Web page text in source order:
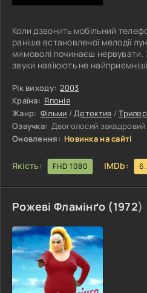
Коли дзвонить мобільний
раніше встановленої мелодії
мимоволі починаєш нервувати.
звуки навіюють не
повідомлення про пропущений
що дзвінок надійшов з вашого
взагалі можливо?! Щоправда, у
найдивнішим є інший факт.
вас із майбутнього, оскільки
Рік виходу: 2003
Країна: Японія
Жанр: Фільми /Детектив /Трилер
Озвучка: Двоголосий закадровий
Оновлення: Новинка на сайті
Якість: FHD 1080 IMDb:
Рожеві Фламінґо (1972)